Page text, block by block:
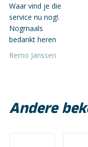
Waar vind je die
service nu nog!.
Nogmaals
bedankt heren
Remo Janssen
Andere